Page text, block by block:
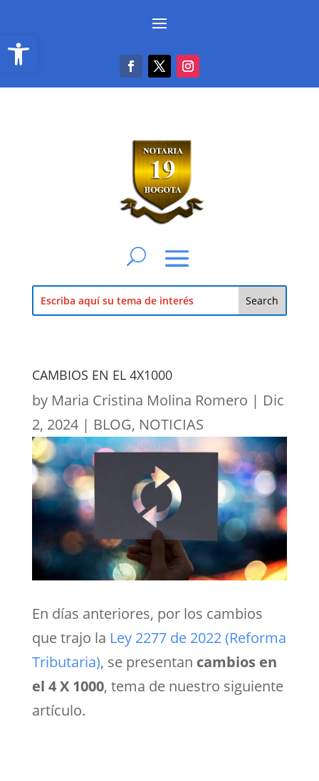
Abrir barra de herramientas
CAMBIOS EN EL 4X1000
by Maria Cristina Molina Romero | Dic
2, 2024| BLOG, NOTICIAS
En días anteriores, por los cambios
que trajo la Ley 2277 de 2022 (Reforma
Tributaria), se presentan cambios en
el 4 X 1000, tema de nuestro siguiente
artículo.